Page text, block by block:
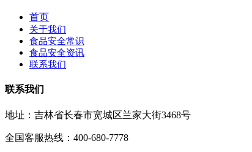
首页
关于我们
食品安全常识
食品安全资讯
联系我们
联系我们
地址：吉林省长春市宽城区兰家大街3468号
全国客服热线：400-680-7778